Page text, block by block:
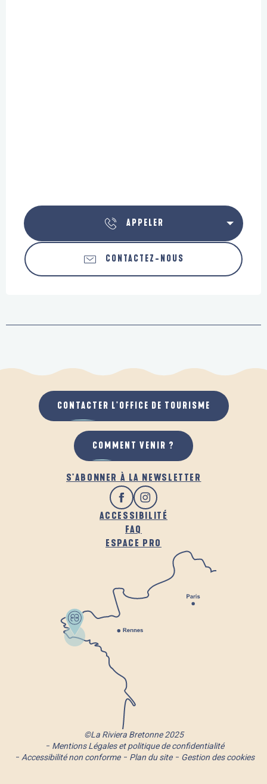
APPELER
CONTACTEZ-NOUS
S'ABONNER À LA NEWSLETTER
ACCESSIBILITÉ
FAQ
ESPACE PRO
CONTACTER L'OFFICE DE TOURISME
COMMENT VENIR ?
©La Riviera Bretonne 2025
Mentions Légales et politique de confidentialité
Accessibilité non conforme
Plan du site Gestion des cookies